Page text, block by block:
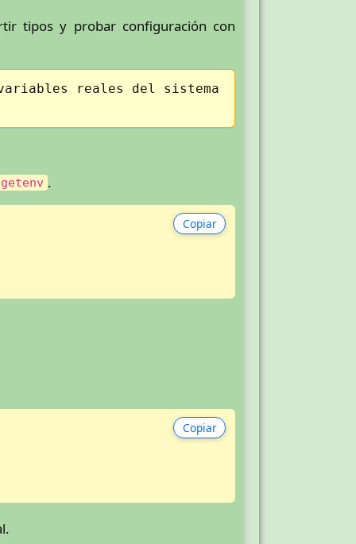
tipos y probar configuración con
reales del sistema
.
Copiar
Copiar